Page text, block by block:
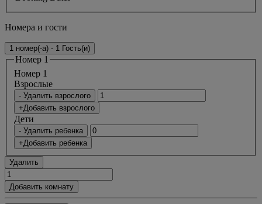
Номера и гости
1 номер(-а) - 1 Гость(и)
Номер 1
Номер 1
Bзрослые
- Удалить взрослого
+Добавить взрослого
Дети
- Удалить ребенка
+Добавить ребенка
Удалить
Добавить комнату